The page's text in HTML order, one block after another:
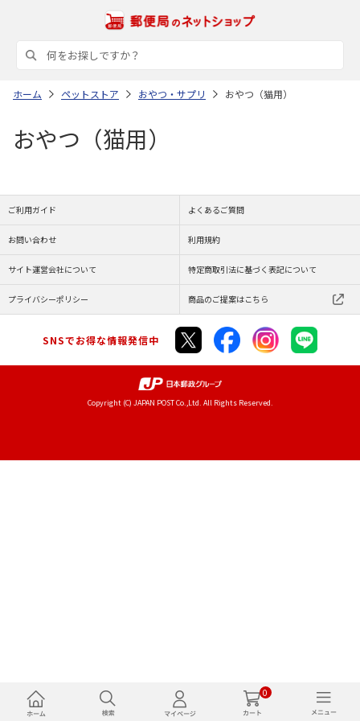
0
ホーム ペットストア おやつ・サプリ おやつ（猫用）
おやつ（猫用）
ご利用ガイド よくあるご質問
お問い合わせ 利用規約
サイト運営会社について 特定商取引法に基づく表記について
プライバシーポリシー 商品のご提案はこちら
SNSでお得な情報発信中
Copyright (C) JAPAN POST Co.,Ltd. All Rights Reserved.